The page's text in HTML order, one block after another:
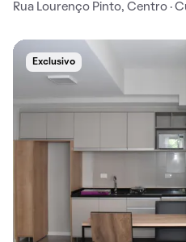
Rua Lourenço Pinto, Centro ·
Exclusivo